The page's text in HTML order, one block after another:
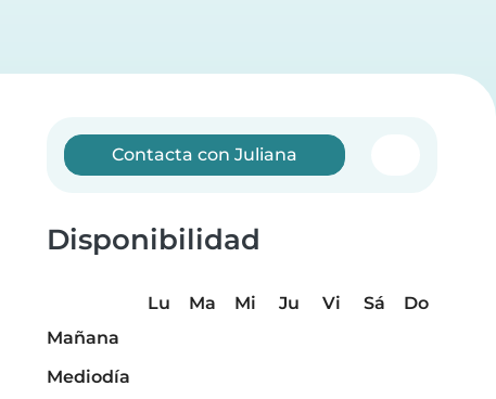
Contacta con Juliana
Disponibilidad
Lu Ma Mi Ju Vi Sá
Do
Mañana
Mediodía